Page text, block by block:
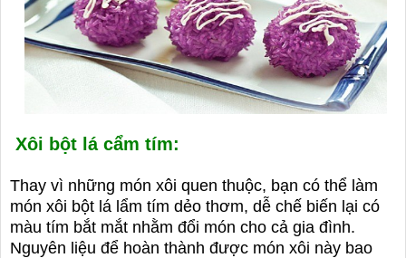
Xôi bột lá cẩm tím:
Thay vì những món xôi quen thuộc, bạn có thể làm
món xôi bột lá lẩm tím dẻo thơm, dễ chế biến lại có
màu tím bắt mắt nhằm đổi món cho cả gia đình.
Nguyên liệu để hoàn thành được món xôi này bao